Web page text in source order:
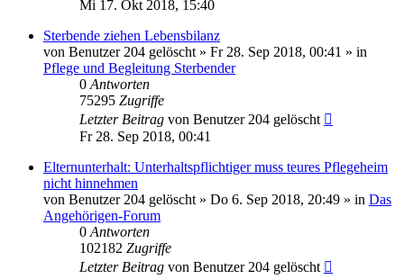
Mi 17. Okt 2018, 15:40
Sterbende ziehen Lebensbilanz
von Benutzer 204 gelöscht » Fr 28. Sep 2018, 00:41 » in
Pflege und Begleitung Sterbender
0 Antworten
75295 Zugriffe
Letzter Beitrag von Benutzer 204 gelöscht
Fr 28. Sep 2018, 00:41
Elternunterhalt: Unterhaltspflichtiger muss teures Pflegeheim
nicht hinnehmen
von Benutzer 204 gelöscht » Do 6. Sep 2018, 20:49 » in Das
Angehörigen-Forum
0 Antworten
102182 Zugriffe
Letzter Beitrag von Benutzer 204 gelöscht